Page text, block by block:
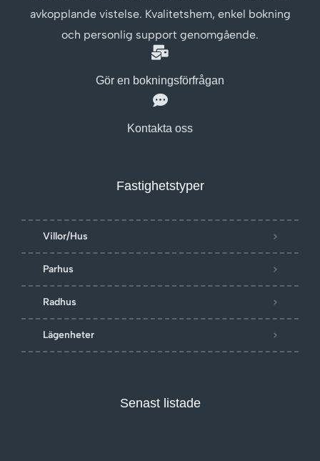
avkopplande vistelse. Kvalitetshem, enkel bokning
och personlig support genomgående.
Gör en bokningsförfrågan
Kontakta oss
Fastighetstyper
Villor/Hus
Parhus
Radhus
Lägenheter
Senast listade